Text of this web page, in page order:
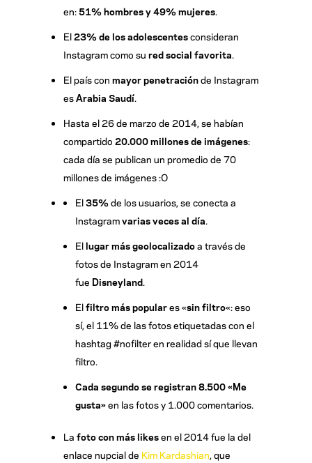
en:51% hombres y 49% mujeres.
El23% de los adolescentesconsideran
Instagram como su red social favorita.
El país con mayor penetraciónde Instagram
esArabia Saudí.
Hasta el 26 de marzo de 2014, se habían
compartido 20.000 millones de imágenes:
cada día se publican un promedio de 70
millones de imágenes :O
El35%de los usuarios, se conecta a
Instagramvarias veces al día.
El lugar más geolocalizadoa través de
fotos de Instagram en 2014
fue Disneyland.
Elfiltro más populares «sin filtro«: eso
sí, el 11% de las fotos etiquetadas con el
hashtag #nofilter en realidad sí que llevan
filtro.
Cada segundo se registran 8.500 «Me
gusta»en las fotos y 1.000 comentarios.
La foto con más likesen el 2014 fue la del
enlace nupcial de Kim Kardashian, que